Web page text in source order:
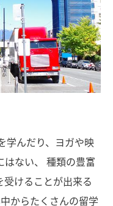
学んだり、ヨガや映
はない、 種類の豊富
けることが出来る
からたくさんの留学